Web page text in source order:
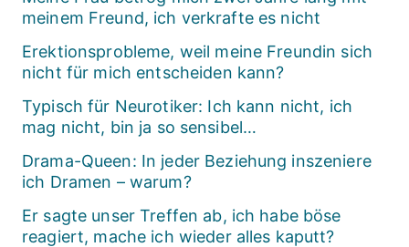
meinem Freund, ich verkrafte es nicht
Erektionsprobleme, weil meine Freundin sich
nicht für mich entscheiden kann?
Typisch für Neurotiker: Ich kann nicht, ich
mag nicht, bin ja so sensibel…
Drama-Queen: In jeder Beziehung inszeniere
ich Dramen – warum?
Er sagte unser Treffen ab, ich habe böse
reagiert, mache ich wieder alles kaputt?